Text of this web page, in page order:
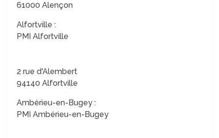
61000 Alençon
Alfortville :
PMI Alfortville
2 rue d'Alembert
94140 Alfortville
Ambérieu-en-Bugey :
PMI Ambérieu-en-Bugey